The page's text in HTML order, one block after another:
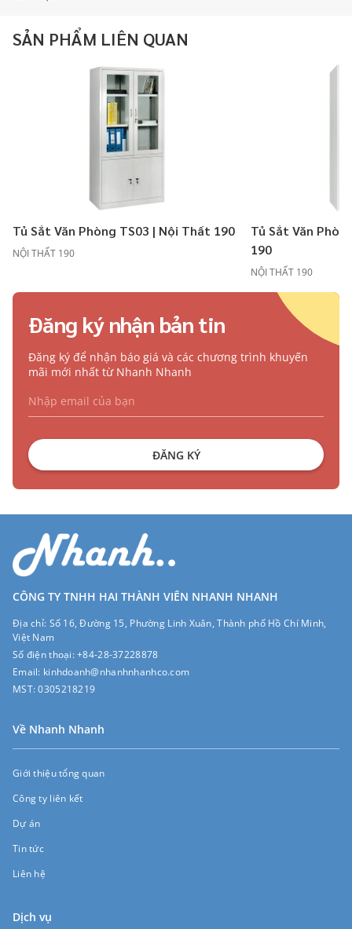
SẢN PHẨM LIÊN QUAN
Tủ Sắt Văn Phòng TS03 | Nội Thất 190
NỘI THẤT 190
Tủ Sắt Văn
190
NỘI THẤT 190
Đăng ký nhận bản tin
Đăng ký để nhận báo giá và các chương trình khuyến
mãi mới nhất từ Nhanh Nhanh
ĐĂNG KÝ
CÔNG TY TNHH HAI THÀNH VIÊN NHANH NHANH
Địa chỉ: Số 16, Đường 15, Phường Linh Xuân, Thành phố Hồ Chí Minh,
Việt Nam
Số điện thoại:+84-28-37228878
Email: kinhdoanh@nhanhnhanhco.com
MST:0305218219
Về Nhanh Nhanh
Giới thiệu tổng quan
Công ty liên kết
Dự án
Tin tức
Liên hệ
Dịch vụ